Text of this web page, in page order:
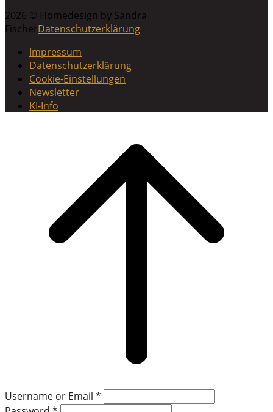
2026 © Homedesign by Sandra
FischerDatenschutzerklärung
Impressum
Datenschutzerklärung
Cookie-Einstellungen
Newsletter
KI-Info
Username or Email *